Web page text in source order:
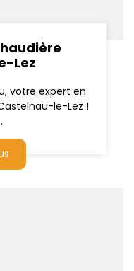
Lez
votre expert en
le-Lez !